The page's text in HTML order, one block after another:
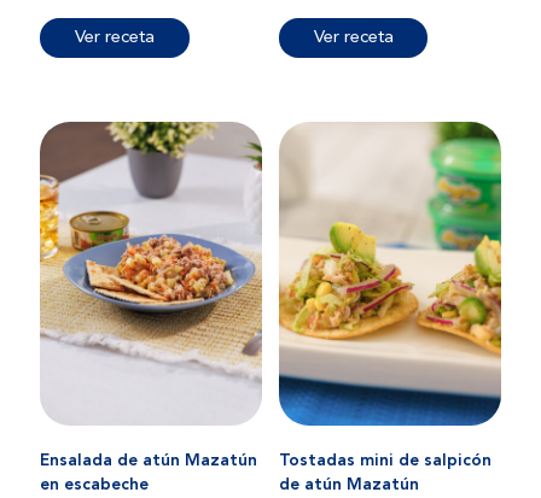
Ver receta Ver receta
Ensalada de atún Mazatún
en escabeche
Tostadas mini de salpicón
de atún Mazatún